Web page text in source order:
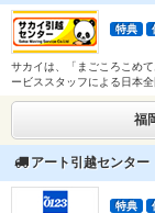
特典
サカイは、「まごころこめ
ービススタッフによる日本
福
アート引越センター
特典